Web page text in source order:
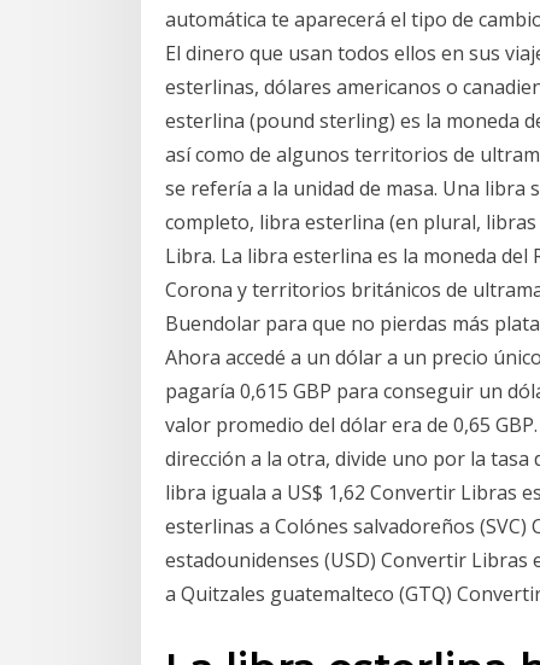
automática te aparecerá el tipo de
El dinero que usan todos ellos en sus
esterlinas, dólares americanos o
esterlina (pound sterling) es la moneda
así como de algunos territorios de
se refería a la unidad de masa. Una libra
completo, libra esterlina (en plural,
Libra. La libra esterlina es la moneda del
Corona y territorios británicos de
Buendolar para que no pierdas más
Ahora accedé a un dólar a un precio
pagaría 0,615 GBP para conseguir un
valor promedio del dólar era de 0,65
dirección a la otra, divide uno por la tasa
libra iguala a US$ 1,62 Convertir Libras
esterlinas a Colónes salvadoreños
estadounidenses (USD) Convertir
a Quitzales guatemalteco (GTQ)